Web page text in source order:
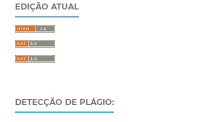
EDIÇÃO ATUAL
DETECÇÃO DE PLÁGIO: